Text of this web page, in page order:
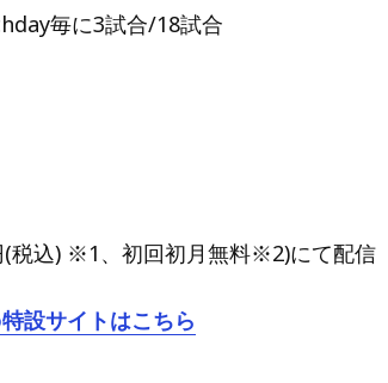
毎に3試合/18試合
税込) ※1、初回初月無料※2)にて配信
設サイトはこちら